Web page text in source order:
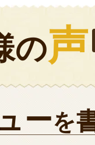
の声
ーを